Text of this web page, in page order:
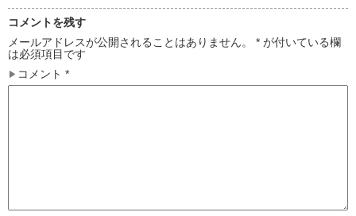
コメントを残す
メールアドレスが公開されることはありません。
* が付いている欄
は必須項目です
コメント *